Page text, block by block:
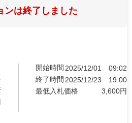
ンは終了しました
開始時間 2025/12/01
09:02
終了時間 2025/12/23
19:00
最低入札価格
3,600円